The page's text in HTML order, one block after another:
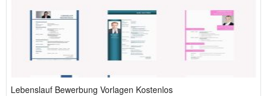
Lebenslauf Bewerbung Vorlagen Kostenlos